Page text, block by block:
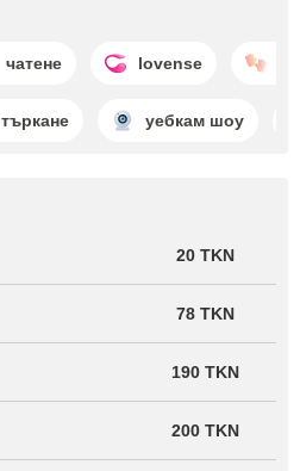
чатене lovense
търкане уебкам шоу
20 TKN
78 TKN
190 TKN
200 TKN